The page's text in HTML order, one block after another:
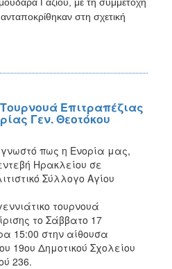
στη σχετική
Επιτραπέζιας
Γεν. Θεοτόκου
πως η Ενορία μας,
Ηρακλείου σε
Σύλλογο Αγίου
τουρνουά
το Σάββατο 17
15:00 στην αίθουσα
19ου Δημοτικού Σχολείου
236.